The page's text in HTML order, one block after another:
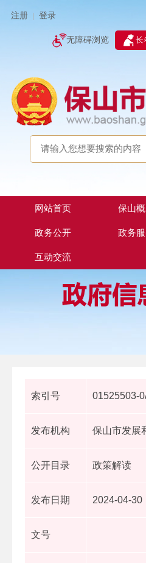
注册 登录
无障碍浏览 长
网站首页 保山
政务公开 政务
互动交流
索引号 01525503-
发布机构 保山市发展
公开目录 政策解读
发布日期 2024-04-30
文号